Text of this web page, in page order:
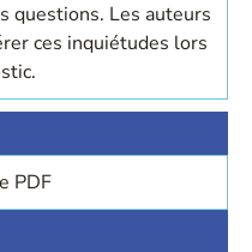
questions. Les auteurs
ces inquiétudes lors
PDF